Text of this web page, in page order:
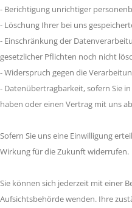
- Berichtigung unrichtiger
- Löschung Ihrer bei uns
- Einschränkung der
gesetzlicher Pflichten noch nicht
- Widerspruch gegen die
- Datenübertragbarkeit, sofern Sie
haben oder einen Vertrag mit uns
Sofern Sie uns eine Einwilligung
Wirkung für die Zukunft widerrufen.
Sie können sich jederzeit mit einer
Aufsichtsbehörde wenden. Ihre